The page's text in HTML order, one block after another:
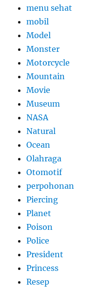
menu sehat
mobil
Model
Monster
Motorcycle
Mountain
Movie
Museum
NASA
Natural
Ocean
Olahraga
Otomotif
perpohonan
Piercing
Planet
Poison
Police
President
Princess
Resep